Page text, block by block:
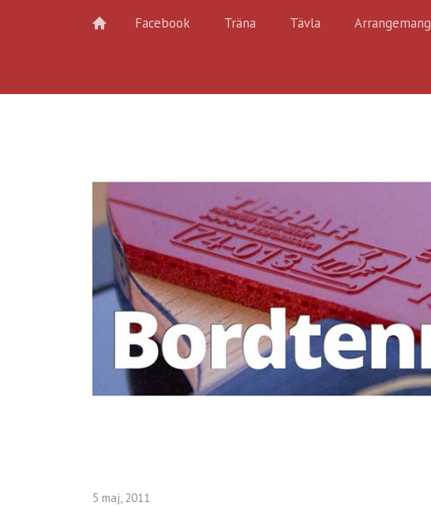
Facebook Träna Tävla Arrangemang
5 maj, 2011